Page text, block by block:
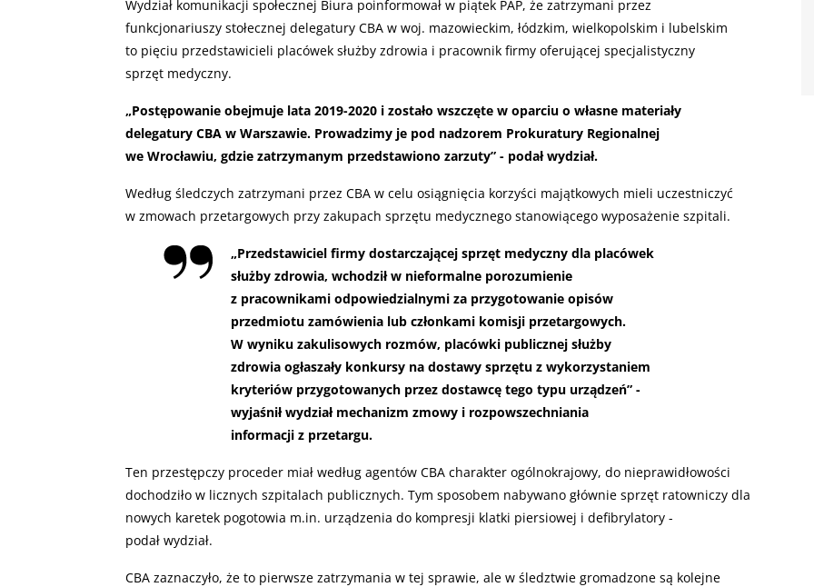
Wydział komunikacji społecznej Biura poinformował w piątek PAP, że zatrzymani przez
funkcjonariuszy stołecznej delegatury CBA w woj. mazowieckim, łódzkim, wielkopolskim i lubelskim
to pięciu przedstawicieli placówek służby zdrowia i pracownik firmy oferującej specjalistyczny
sprzęt medyczny.
„Postępowanie obejmuje lata 2019-2020 i zostało wszczęte w oparciu o własne materiały
delegatury CBA w Warszawie. Prowadzimy je pod nadzorem Prokuratury Regionalnej
we Wrocławiu, gdzie zatrzymanym przedstawiono zarzuty” - podał wydział.
Według śledczych zatrzymani przez CBA w celu osiągnięcia korzyści majątkowych mieli uczestniczyć
w zmowach przetargowych przy zakupach sprzętu medycznego stanowiącego wyposażenie szpitali.
„Przedstawiciel firmy dostarczającej sprzęt medyczny dla placówek
służby zdrowia, wchodził w nieformalne porozumienie
z pracownikami odpowiedzialnymi za przygotowanie opisów
przedmiotu zamówienia lub członkami komisji przetargowych.
W wyniku zakulisowych rozmów, placówki publicznej służby
zdrowia ogłaszały konkursy na dostawy sprzętu z wykorzystaniem
kryteriów przygotowanych przez dostawcę tego typu urządzeń” -
wyjaśnił wydział mechanizm zmowy i rozpowszechniania
informacji z przetargu.
Ten przestępczy proceder miał według agentów CBA charakter ogólnokrajowy, do nieprawidłowości
dochodziło w licznych szpitalach publicznych. Tym sposobem nabywano głównie sprzęt ratowniczy dla
nowych karetek pogotowia m.in. urządzenia do kompresji klatki piersiowej i defibrylatory -
podał wydział.
CBA zaznaczyło, że to pierwsze zatrzymania w tej sprawie, ale w śledztwie gromadzone są kolejne